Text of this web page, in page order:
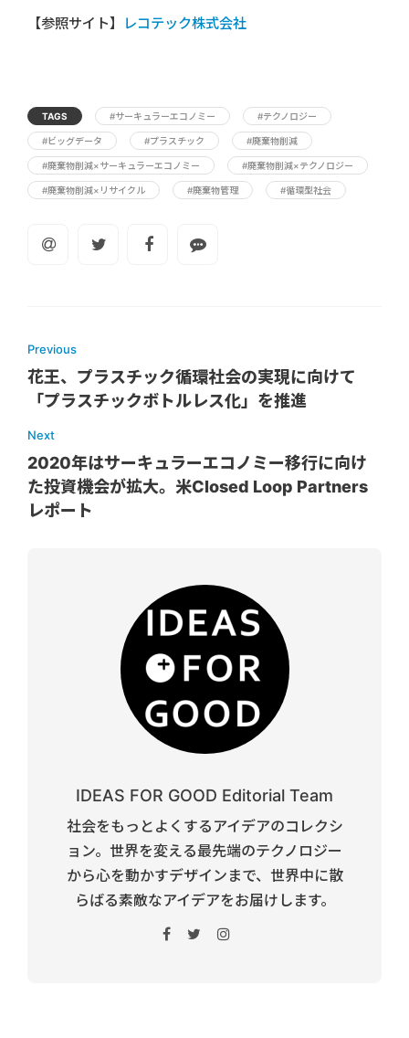
【参照サイト】 レコテック株式会社
TAGS #サーキュラーエコノミー #テクノロジー
#ビッグデータ #プラスチック #廃棄物削減
#廃棄物削減×サーキュラーエコノミー #廃棄物削減×テクノロジー
#廃棄物削減×リサイクル #廃棄物管理 #循環型社会
Previous
花王、プラスチック循環社会の実現に向けて
「プラスチックボトルレス化」を推進
Next
2020年はサーキュラーエコノミー移行に向け
た投資機会が拡大。米Closed Loop Partners
レポート
IDEAS FOR GOOD Editorial Team
社会をもっとよくするアイデアのコレクシ
ョン。世界を変える最先端のテクノロジー
から心を動かすデザインまで、世界中に散
らばる素敵なアイデアをお届けします。